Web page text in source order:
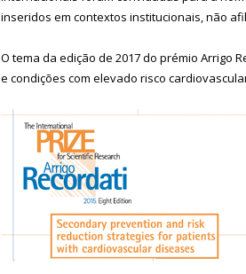
inseridos em contextos institucionais, não
O tema da edição de 2017 do prémio Arrigo
e condições com elevado risco